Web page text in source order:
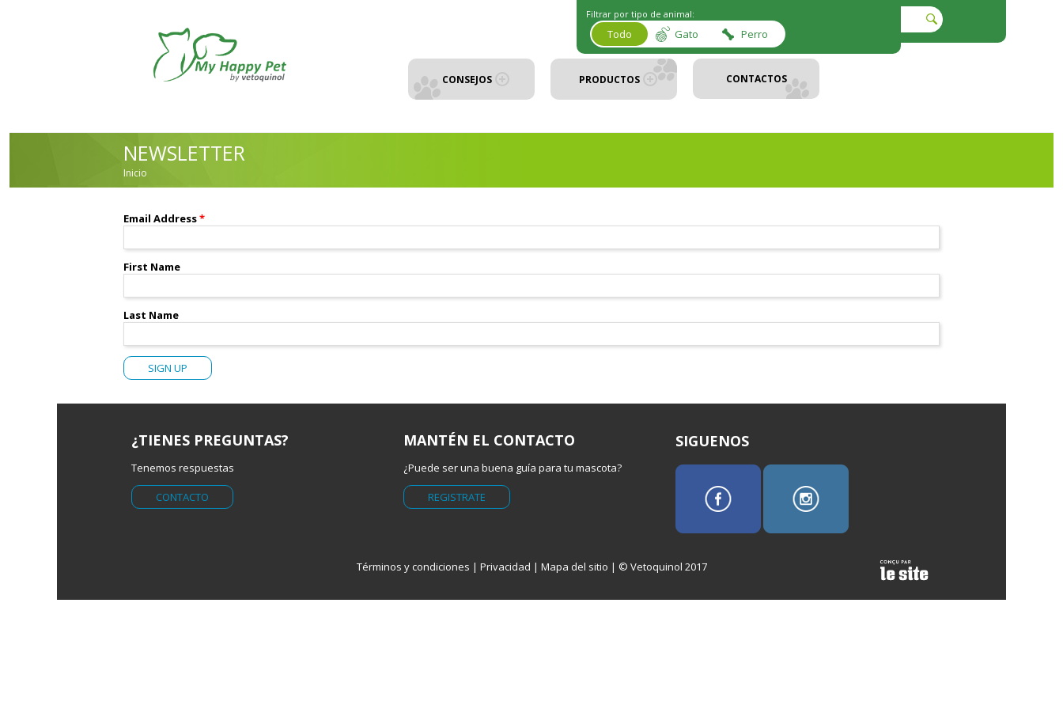
Filtrar por tipo de animal:
Todo Gato Perro
CONSEJOS PRODUCTOS CONTACTOS
NEWSLETTER
USTED ESTÁ AQUÍ
Inicio
Email Address*
First Name
Last Name
¿TIENES PREGUNTAS?
Tenemos respuestas
CONTACTO
MANTÉN EL CONTACTO
¿Puede ser una buena guía para tu mascota?
REGISTRATE
SIGUENOS
Términos y condiciones | Privacidad | Mapa del sitio | © Vetoquinol 2017